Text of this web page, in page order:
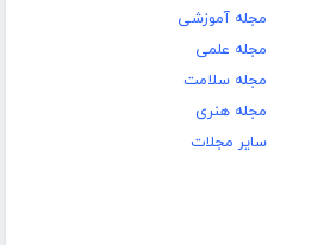
مجله آموزشی
مجله علمی
مجله سلامت
مجله هنری
سایر مجلات